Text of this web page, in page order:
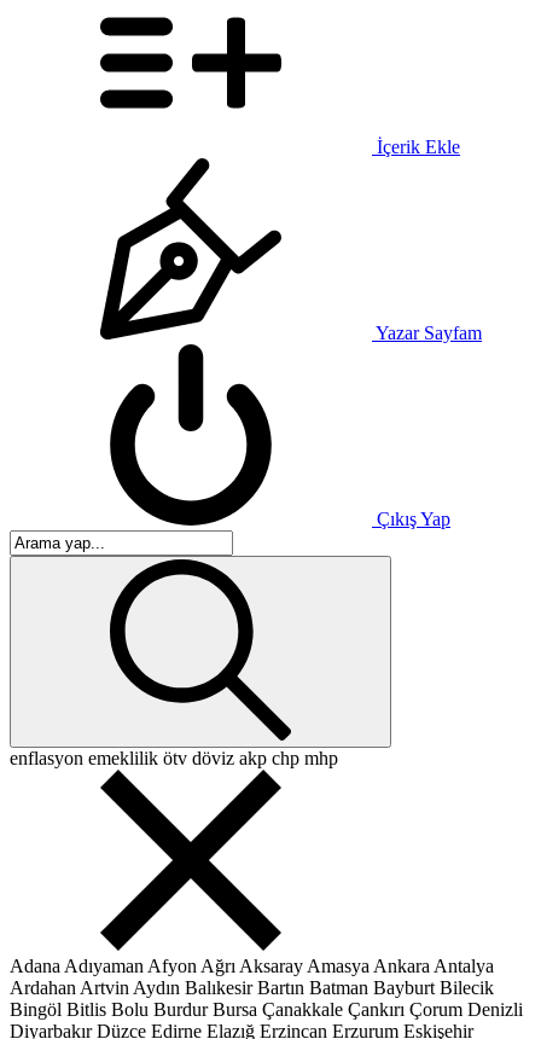
İçerik Ekle
Yazar Sayfam
Çıkış Yap
enflasyon emeklilik ötv döviz akp chp mhp
Adana Adıyaman Afyon Ağrı Aksaray Amasya Ankara Antalya
Ardahan Artvin Aydın Balıkesir Bartın Batman Bayburt Bilecik
Bingöl Bitlis Bolu Burdur Bursa Çanakkale Çankırı Çorum Denizli
Diyarbakır Düzce Edirne Elazığ Erzincan Erzurum Eskişehir